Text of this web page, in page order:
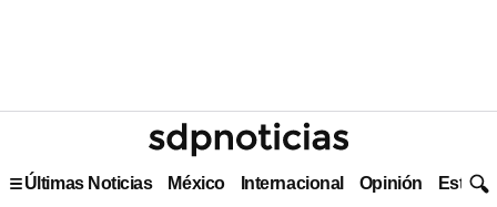
Últimas Noticias México Internacional Opinión Estilo